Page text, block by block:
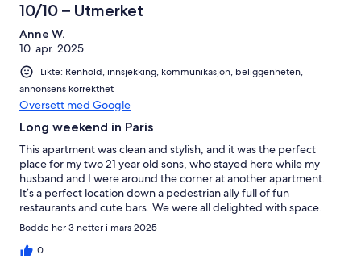
10/10 – Utmerket
Anne W.
10. apr. 2025
Likte: Renhold, innsjekking, kommunikasjon, beliggenheten,
annonsens korrekthet
Oversett med Google
Long weekend in Paris
This apartment was clean and stylish, and it was the perfect
place for my two 21 year old sons, who stayed here while my
husband and I were around the corner at another apartment.
It’s a perfect location down a pedestrian ally full of fun
restaurants and cute bars. We were all delighted with space.
Nice new bathroom too. Very efficient and comfortable space.
Bodde her 3 netter i mars 2025
0